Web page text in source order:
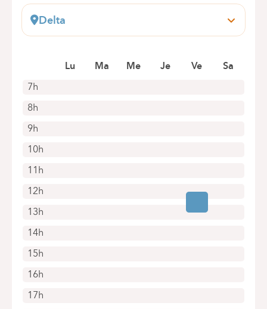
Delta
Boulevard du Triomphe, 201
+32 2 434 86 41
Rendez-vous uniquement par téléphone
7h
8h
9h
10h
11h
12h
13h
14h
15h
16h
17h
Lu Ma Me Je Ve Sa